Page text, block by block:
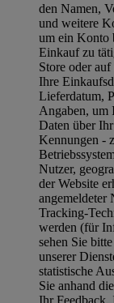
den Namen,
und weitere
um ein Konto
Einkauf zu
Store oder
Ihre
Lieferdatum,
Angaben, um
Daten über
Kennungen -
Nutzer,
der Website
angemeldeter
Tracking-
werden (für
sehen Sie
unserer
statistische
Sie anhand
Ihr Feedback,